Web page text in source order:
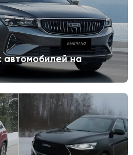
автомобилей на